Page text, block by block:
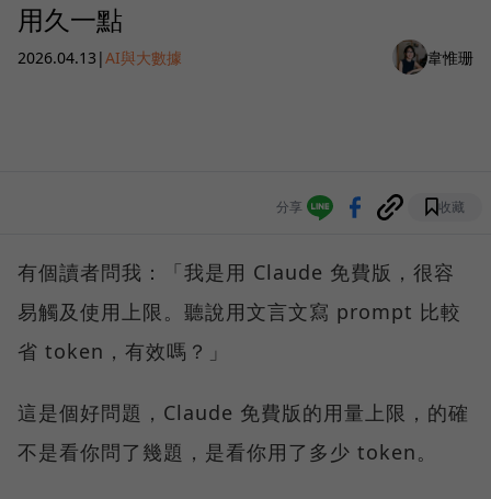
用久一點
2026.04.13 |AI與大數據 韋惟珊
分享 收藏
有個讀者問我：「我是用 Claude 免費版，很容
易觸及使用上限。聽說用文言文寫 prompt 比較
省 token，有效嗎？」
這是個好問題，Claude 免費版的用量上限，的確
不是看你問了幾題，是看你用了多少 token。